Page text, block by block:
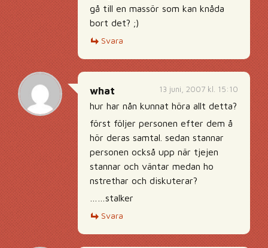
gå till en massör som kan knåda
bort det? ;)
Svara
13 juni, 2007 kl. 15:10
what
hur har nån kunnat höra allt detta?
först följer personen efter dem å
hör deras samtal. sedan stannar
personen också upp när tjejen
stannar och väntar medan ho
nstrethar och diskuterar?
……stalker
Svara